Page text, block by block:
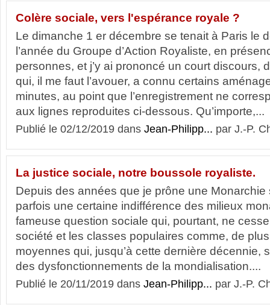
Colère sociale, vers l'espérance royale ?
Le dimanche 1 er décembre se tenait à Paris le
l’année du Groupe d’Action Royaliste, en
personnes, et j’y ai prononcé un court discours,
qui, il me faut l’avouer, a connu certains
minutes, au point que l’enregistrement ne
aux lignes reproduites ci-dessous. Qu’importe,...
Publié le 02/12/2019 dans Jean-Philipp... par J.-P.
La justice sociale, notre boussole royaliste.
Depuis des années que je prône une Monarchie
parfois une certaine indifférence des milieux
fameuse question sociale qui, pourtant, ne cesse
société et les classes populaires comme, de
moyennes qui, jusqu’à cette dernière décennie,
des dysfonctionnements de la mondialisation....
Publié le 20/11/2019 dans Jean-Philipp... par J.-P.